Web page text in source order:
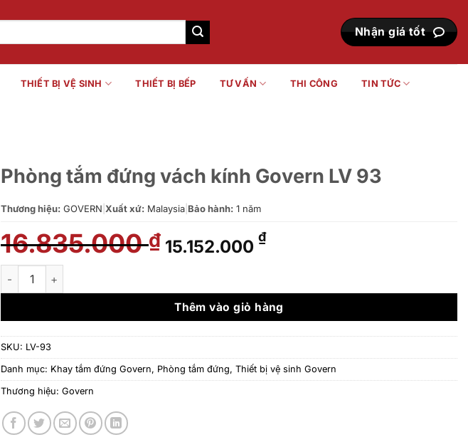
Nhận giá tốt
THIẾT BỊ VỆ SINH THIẾT BỊ BẾP TƯ VẤN THI CÔNG TIN TỨC
Phòng tắm đứng vách kính Govern LV 93
Thương hiệu: GOVERN Xuất xứ: Malaysia Bảo hành: 1 năm
16.835.000₫ Giá
gốc
16.835.000 ₫.
15.152.000 ₫Giá
là:
15.152.000 ₫.
Phòng tắm đứng vách kính Govern LV 93 số lượng
Thêm vào giỏ hàng
SKU: LV-93
Danh mục: Khay tắm đứng Govern, Phòng tắm đứng, Thiết bị vệ sinh Govern
Thương hiệu: Govern